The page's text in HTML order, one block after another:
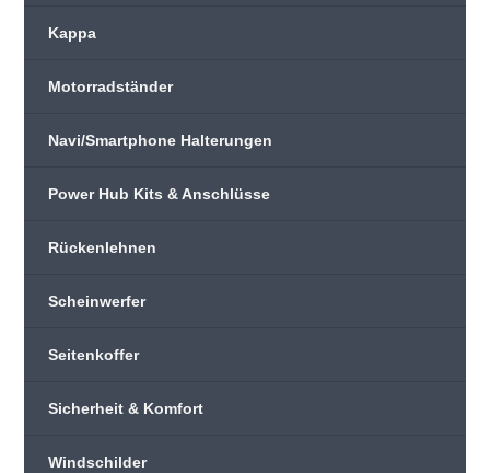
Kappa
Motorradständer
Navi/Smartphone Halterungen
Power Hub Kits & Anschlüsse
Rückenlehnen
Scheinwerfer
Seitenkoffer
Sicherheit & Komfort
Windschilder